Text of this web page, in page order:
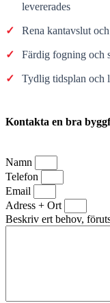
levererades
✓ Rena kantavslut
✓ Färdig fogning och
✓ Tydlig tidsplan och
Kontakta en bra
Namn
Telefon
Email
Adress + Ort
Beskriv ert behov,